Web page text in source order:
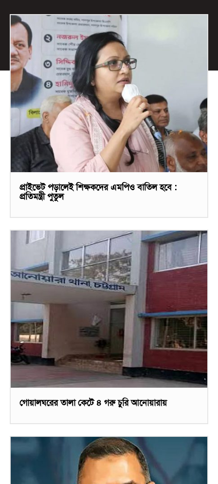
প্রাইভেট পড়ালেই শিক্ষকদের এমপিও বাতিল হবে :
প্রতিমন্ত্রী পুতুল
গোয়ালঘরের তালা কেটে ৪ গরু চুরি আনোয়ারায়